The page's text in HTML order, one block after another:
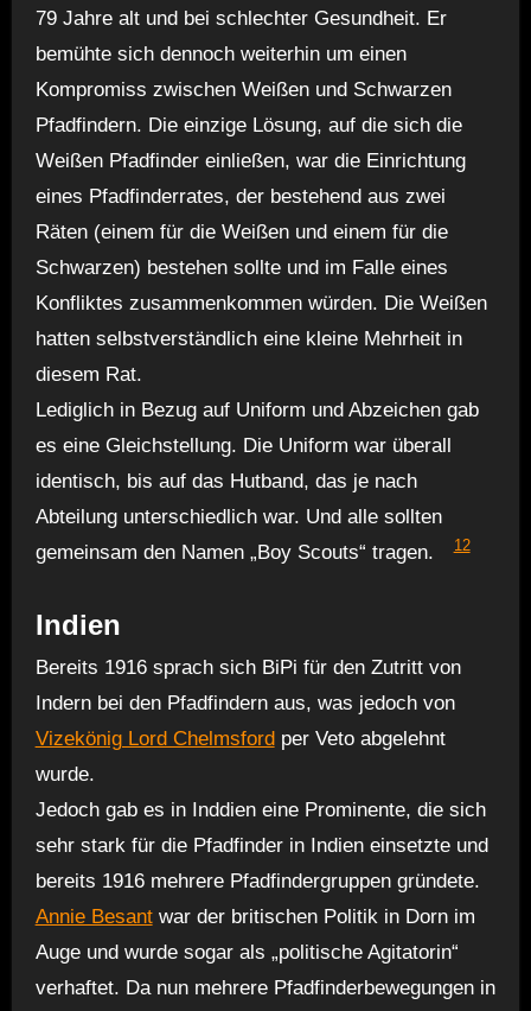
79 Jahre alt und bei schlechter Gesundheit. Er
bemühte sich dennoch weiterhin um einen
Kompromiss zwischen Weißen und Schwarzen
Pfadfindern. Die einzige Lösung, auf die sich die
Weißen Pfadfinder einließen, war die Einrichtung
eines Pfadfinderrates, der bestehend aus zwei
Räten (einem für die Weißen und einem für die
Schwarzen) bestehen sollte und im Falle eines
Konfliktes zusammenkommen würden. Die Weißen
hatten selbstverständlich eine kleine Mehrheit in
diesem Rat.
Lediglich in Bezug auf Uniform und Abzeichen gab
es eine Gleichstellung. Die Uniform war überall
identisch, bis auf das Hutband, das je nach
Abteilung unterschiedlich war. Und alle sollten
gemeinsam den Namen „Boy Scouts“ tragen.
12
Indien
Bereits 1916 sprach sich BiPi für den Zutritt von
Indern bei den Pfadfindern aus, was jedoch von
Vizekönig Lord Chelmsfordper Veto abgelehnt
wurde.
Jedoch gab es in Inddien eine Prominente, die sich
sehr stark für die Pfadfinder in Indien einsetzte und
bereits 1916 mehrere Pfadfindergruppen gründete.
Annie Besantwar der britischen Politik in Dorn im
Auge und wurde sogar als „politische Agitatorin“
verhaftet. Da nun mehrere Pfadfinderbewegungen in